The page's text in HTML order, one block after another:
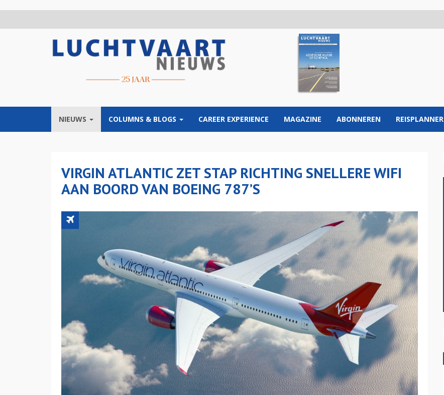
NIEUWS COLUMNS & BLOGS CAREER EXPERIENCE MAGAZINE ABONNEREN REISPLANNER
VIRGIN ATLANTIC ZET STAP RICHTING SNELLERE WIFI
AAN BOORD VAN BOEING 787’S